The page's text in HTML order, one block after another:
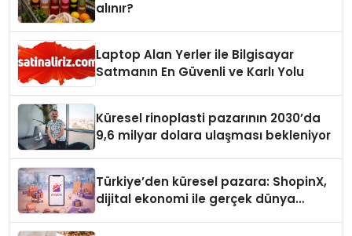
alınır?
Laptop Alan Yerler ile Bilgisayar
Satmanın En Güvenli ve Karlı Yolu
Küresel rinoplasti pazarının 2030’da
9,6 milyar dolara ulaşması bekleniyor
Türkiye’den küresel pazara: ShopinX,
dijital ekonomi ile gerçek dünya